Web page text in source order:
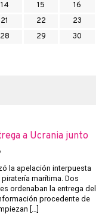
14 15
16
21 22
23
28 29
30
a Ucrania junto
la apelación interpuesta
marítima. Dos
ordenaban la entrega del
procedente de
[…]